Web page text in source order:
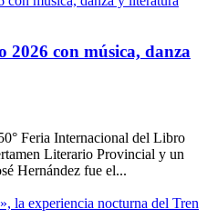
con música, danza
Feria Internacional del Libro
Literario Provincial y un
Hernández fue el...